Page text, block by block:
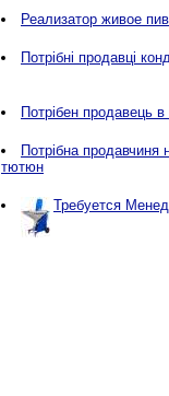
Реализатор живое
Потрібні продавці
Потрібен продавець в
Потрібна продавчиня
тютюн
Требуется